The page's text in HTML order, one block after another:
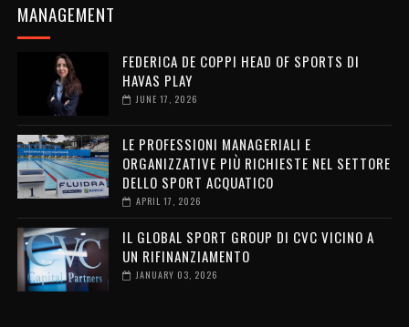
MANAGEMENT
FEDERICA DE COPPI HEAD OF SPORTS DI
HAVAS PLAY
JUNE 17, 2026
LE PROFESSIONI MANAGERIALI E
ORGANIZZATIVE PIÙ RICHIESTE NEL SETTORE
DELLO SPORT ACQUATICO
APRIL 17, 2026
IL GLOBAL SPORT GROUP DI CVC VICINO A
UN RIFINANZIAMENTO
JANUARY 03, 2026